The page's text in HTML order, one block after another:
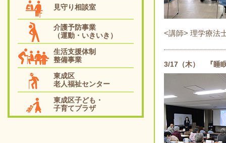
見守り相談室
介護予防事業
（運動・いきいき）
生活支援体制
整備事業
東成区
老人福祉センター
東成区子ども・
子育てプラザ
<講師> 理学療法
3/17（木） 『睡